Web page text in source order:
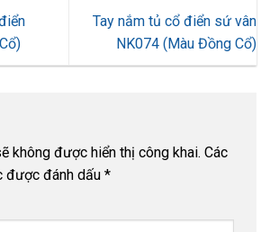
Tay nắm tủ cổ điển sứ vân
NK074 (Màu Đồng Cổ)
không được hiển thị công khai. Các
được đánh dấu *